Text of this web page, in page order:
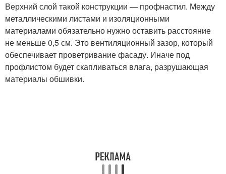
Верхний слой такой конструкции — профнастил. Между
металлическими листами и изоляционными
материалами обязательно нужно оставить расстояние
не меньше 0,5 см. Это вентиляционный зазор, который
обеспечивает проветривание фасаду. Иначе под
профлистом будет скапливаться влага, разрушающая
материалы обшивки.